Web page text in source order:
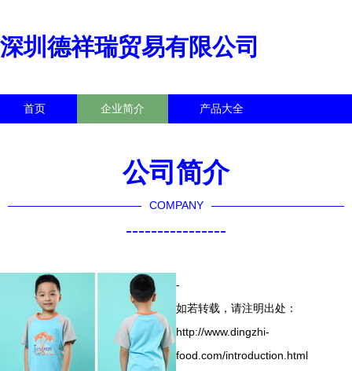
深圳德祥瑞贸易有限公司
首页 企业简介 产品大全
公司简介
COMPANY
----------------
-
如若转载，请注明出处：
http://www.dingzhi-
food.com/introduction.html